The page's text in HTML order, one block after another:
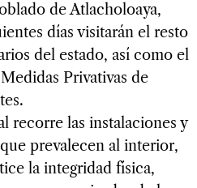
de Atlacholoaya,
días visitarán el resto
del estado, así como el
Privativas de
recorre las instalaciones y
prevalecen al interior,
la integridad física,